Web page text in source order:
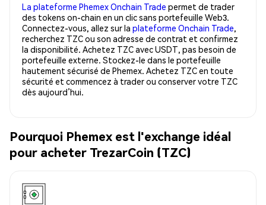
La plateforme Phemex Onchain Trade permet de trader
des tokens on-chain en un clic sans portefeuille Web3.
Connectez-vous, allez sur la plateforme Onchain Trade,
recherchez TZC ou son adresse de contrat et confirmez
la disponibilité. Achetez TZC avec USDT, pas besoin de
portefeuille externe. Stockez-le dans le portefeuille
hautement sécurisé de Phemex. Achetez TZC en toute
sécurité et commencez à trader ou conserver votre TZC
dès aujourd’hui.
Pourquoi Phemex est l'exchange idéal
pour acheter TrezarCoin (TZC)